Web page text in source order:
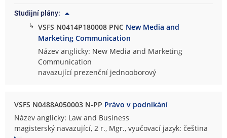
Studijní plány:
↳ VSFS N0414P180008 PNC New Media and
Marketing Communication
Název anglicky: New Media and Marketing
Communication
navazující prezenční jednooborový
VSFS N0488A050003 N-PP Právo v podnikání
Název anglicky: Law and Business
magisterský navazující, 2 r., Mgr., vyučovací jazyk: čeština